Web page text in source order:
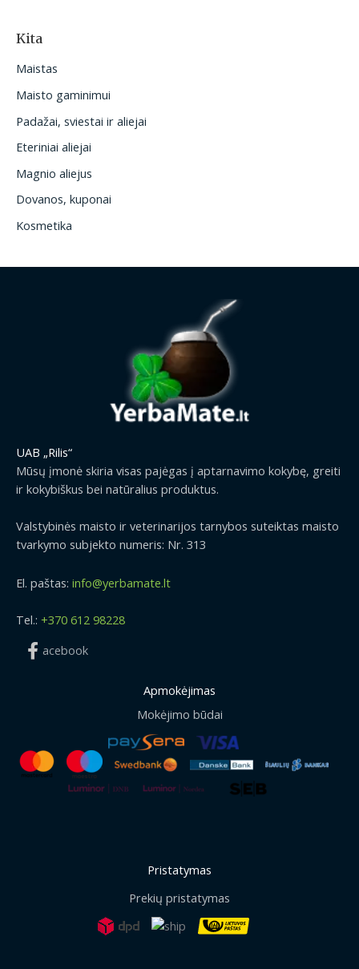
Kita
Maistas
Maisto gaminimui
Padažai, sviestai ir aliejai
Eteriniai aliejai
Magnio aliejus
Dovanos, kuponai
Kosmetika
UAB „Rilis“
Mūsų įmonė skiria visas pajėgas į aptarnavimo kokybę, greiti
ir kokybiškus bei natūralius produktus.
Valstybinės maisto ir veterinarijos tarnybos suteiktas maisto
tvarkymo subjekto numeris: Nr. 313
El. paštas: info@yerbamate.lt
Tel.: +370 612 98228
acebook
Apmokėjimas
Mokėjimo būdai
Pristatymas
Prekių pristatymas